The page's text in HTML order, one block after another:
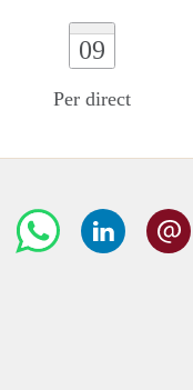
09
Per direct